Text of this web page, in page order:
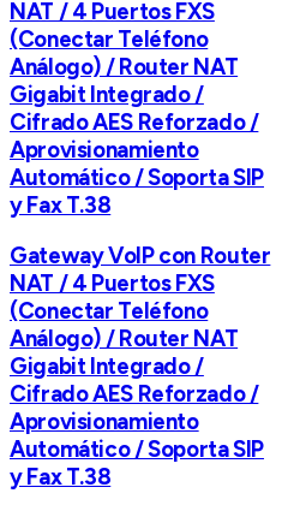
NAT / 4 Puertos FXS
(Conectar Teléfono
Análogo) / Router NAT
Gigabit Integrado /
Cifrado AES Reforzado /
Aprovisionamiento
Automático / Soporta SIP
y Fax T.38
Gateway VoIP con Router
NAT / 4 Puertos FXS
(Conectar Teléfono
Análogo) / Router NAT
Gigabit Integrado /
Cifrado AES Reforzado /
Aprovisionamiento
Automático / Soporta SIP
y Fax T.38